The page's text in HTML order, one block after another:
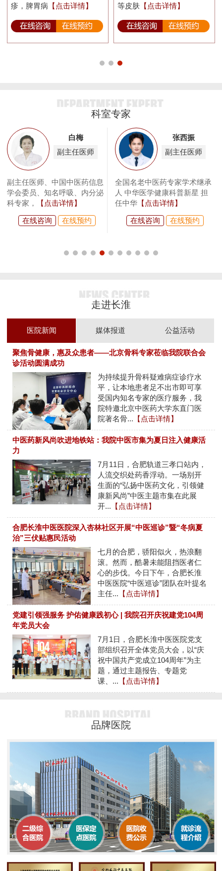
疹，脾胃病 【点击详情】
等皮肤 【点击详情】
科室专家
白梅
副主任医师
副主任医师、中国中医药信息
学会委员、知名呼吸、内分泌
科专家，
【点击详情】
在线咨询 在线预约
张西振
副主任医师
全国名老中医药专家学术继承
人 中华医学健康科普新星 担
任中华 【点击详情】
在线咨询 在线预约
走进长淮
医院新闻 媒体报道 公益活动
聚焦骨健康，惠及众患者——北京骨科专家莅临我院联合会
诊活动圆满成功
为持续提升骨科疑难病症诊疗水
平，让本地患者足不出市即可享
受国内知名专家的医疗服务，我
院特邀北京中医药大学东直门医
院著名骨... 【点击详情】
中医药新风尚吹进地铁站：我院中医市集为夏日注入健康活
力
7月11日，合肥轨道三孝口站内，
人流交织处药香浮动。一场别开
生面的“弘扬中医药文化，引领健
康新风尚”中医主题市集在此展
开... 【点击详情】
合肥长淮中医医院深入杏林社区开展“中医巡诊”暨“冬病夏
治”三伏贴惠民活动
七月的合肥，骄阳似火，热浪翻
滚。然而，酷暑未能阻挡医者仁
心的步伐。今日下午，合肥长淮
中医医院“中医巡诊”团队在叶提名
主任... 【点击详情】
党建引领强服务 护佑健康践初心 | 我院召开庆祝建党104周
年党员大会
7月1日，合肥长淮中医医院党支
部组织召开全体党员大会，以“庆
祝中国共产党成立104周年”为主
题，通过主题报告、专题党
课、... 【点击详情】
品牌医院